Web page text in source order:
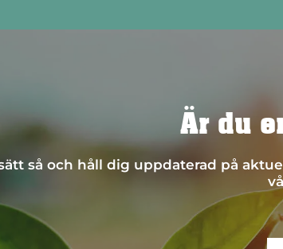
Är du
så och håll dig uppdaterad på